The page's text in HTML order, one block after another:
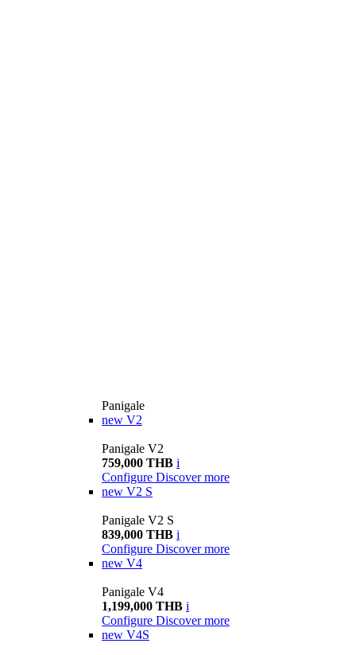
Panigale
new V2
Panigale V2
759,000 THB i
Configure Discover more
new V2 S
Panigale V2 S
839,000 THB i
Configure Discover more
new V4
Panigale V4
1,199,000 THB i
Configure Discover more
new V4S